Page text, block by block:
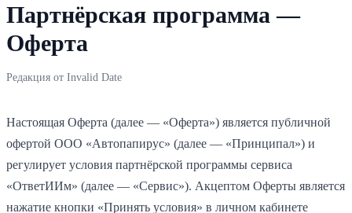
Партнёрская программа —
Оферта
Редакция от Invalid Date
Настоящая Оферта (далее — «Оферта») является публичной
офертой ООО «Автопапирус» (далее — «Принципал») и
регулирует условия партнёрской программы сервиса
«ОтветИИм» (далее — «Сервис»). Акцептом Оферты является
нажатие кнопки «Принять условия» в личном кабинете